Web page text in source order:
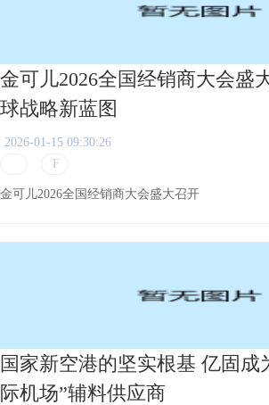
金可儿2026全国经销商大会盛
球战略新蓝图
2026-01-15 09:30:26
金可儿2026全国经销商大会盛大召开
国家新空港的坚实根基 亿固成
际机场”辅料供应商